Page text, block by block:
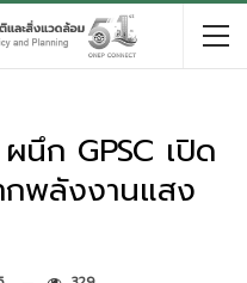
นึก GPSC เปิด
กพลังงานแสง